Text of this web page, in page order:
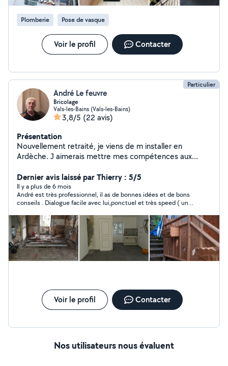
Plomberie Pose de vasque
Voir le profil Contacter
Particulier
André Le feuvre
Bricolage
Vals-les-Bains (Vals-les-Bains)
3,8/5 (22 avis)
Présentation
Nouvellement retraité, je viens de m installer en
Ardèche. J aimerais mettre mes compétences aux
ans d expérience ) , mais je suis diversifié dans le
domaine du batiment. Je suis de bons conseils et mon
objectif est de satisfaire les personnes m ayant fait
appel, dans un aboutissement et dans la finalité de la
demande. Je peux également débroussailler votre
terrain.
Dernier avis laissé par Thierry : 5/5
Il y a plus de 6 mois
André est très professionnel, il as de bonnes idées et de bons
conseils . Dialogue facile avec lui,ponctuel et très speed ( un
recommande sans hésiter.....André lève le pied pense à ton
cœur
Voir le profil Contacter
Nos utilisateurs nous évaluent